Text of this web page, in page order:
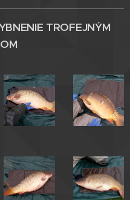
TROFEJNÝM